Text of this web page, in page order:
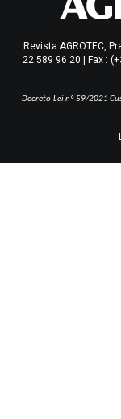
Revista AGROTEC,
22 589 96 20 | Fax :
Decreto-Lei nº 59/2021